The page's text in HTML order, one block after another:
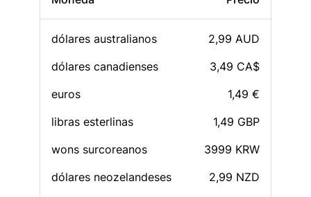
dólares australianos
2,99 AUD
dólares canadienses
3,49 CA$
euros
1,49 €
libras esterlinas
1,49 GBP
wons surcoreanos
3999 KRW
dólares neozelandeses
2,99 NZD